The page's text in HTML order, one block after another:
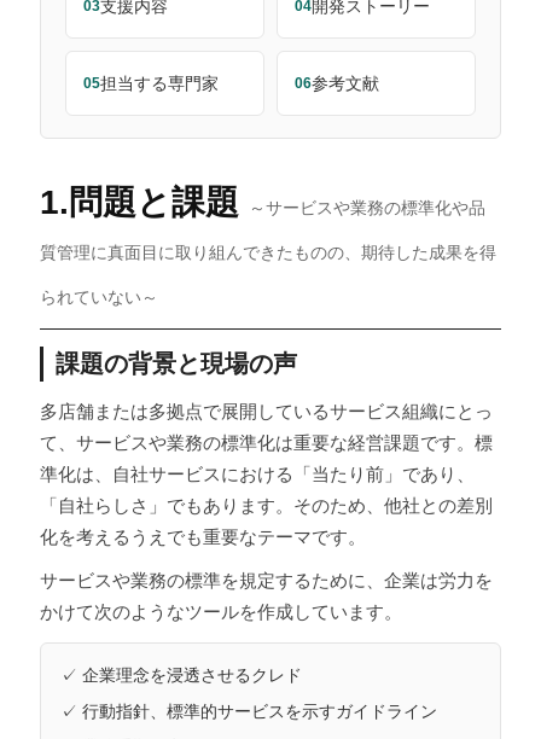
03支援内容 04開発ストーリー
05担当する専門家 06参考文献
1.問題と課題 ～サービスや業務の標準化や品
質管理に真面目に取り組んできたものの、期待した成果を得
られていない～
課題の背景と現場の声
多店舗または多拠点で展開しているサービス組織にとっ
て、サービスや業務の標準化は重要な経営課題です。標
準化は、自社サービスにおける「当たり前」であり、
「自社らしさ」でもあります。そのため、他社との差別
化を考えるうえでも重要なテーマです。
サービスや業務の標準を規定するために、企業は労力を
かけて次のようなツールを作成しています。
✓ 企業理念を浸透させるクレド
✓ 行動指針、標準的サービスを示すガイドライン